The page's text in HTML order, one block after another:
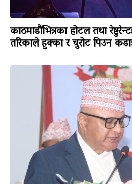
काठमाडौंभित्रका होटल तथा
तरिकाले हुक्का र चुरोट पिउन